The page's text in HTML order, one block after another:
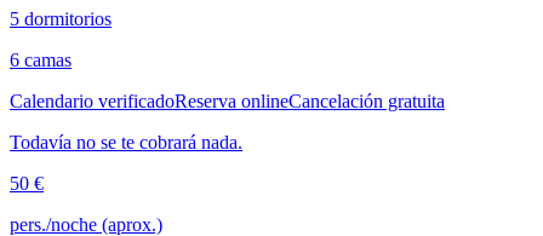
5 dormitorios
6 camas
Calendario verificadoReserva onlineCancelación gratuita
Todavía no se te cobrará nada.
50 €
pers./noche (aprox.)